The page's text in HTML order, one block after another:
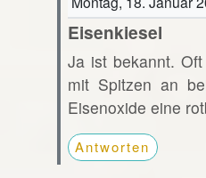
Eisenkiesel
Ja ist bekannt.
mit Spitzen an
Eisenoxide eine
Antworten